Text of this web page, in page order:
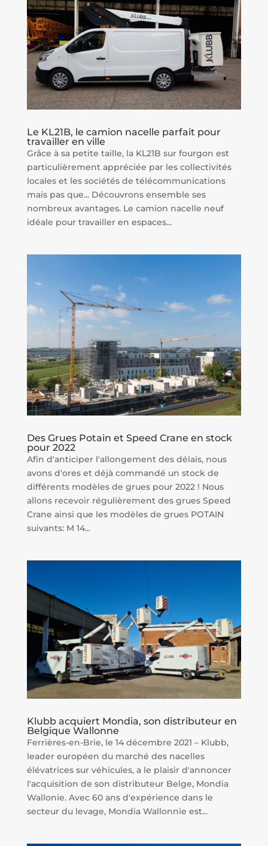
Le KL21B, le camion nacelle parfait pour
travailler en ville
Grâce à sa petite taille, la KL21B sur fourgon est
particulièrement appréciée par les collectivités
locales et les sociétés de télécommunications
mais pas que... Découvrons ensemble ses
nombreux avantages. Le camion nacelle neuf
idéale pour travailler en espaces...
Des Grues Potain et Speed Crane en stock
pour 2022
Afin d'anticiper l'allongement des délais, nous
avons d'ores et déjà commandé un stock de
différents modèles de grues pour 2022 ! Nous
allons recevoir régulièrement des grues Speed
Crane ainsi que les modèles de grues POTAIN
suivants: M 14...
Klubb acquiert Mondia, son distributeur en
Belgique Wallonne
Ferrières-en-Brie, le 14 décembre 2021 – Klubb,
leader européen du marché des nacelles
élévatrices sur véhicules, a le plaisir d'annoncer
l'acquisition de son distributeur Belge, Mondia
Wallonie. Avec 60 ans d'expérience dans le
secteur du levage, Mondia Wallonnie est...